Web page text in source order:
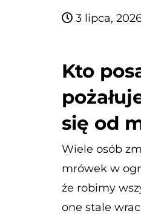
3 lipca,
Kto
się od
Wiele osób
mrówek w
że robimy
one stale